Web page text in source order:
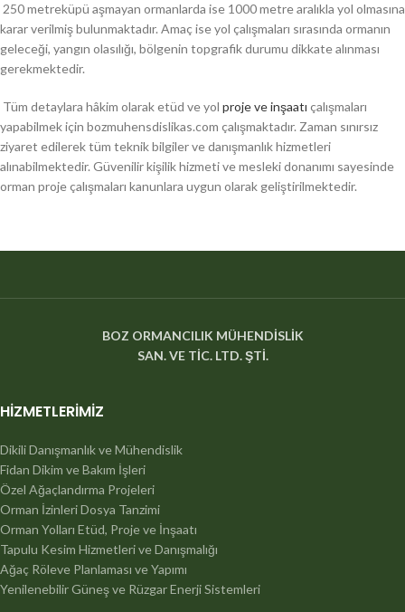
250 metreküpü aşmayan ormanlarda ise 1000 metre aralıkla yol olmasına
karar verilmiş bulunmaktadır. Amaç ise yol çalışmaları sırasında ormanın
geleceği, yangın olasılığı, bölgenin topgrafik durumu dikkate alınması
gerekmektedir.
Tüm detaylara hâkim olarak etüd ve yol proje ve inşaatı çalışmaları
yapabilmek için bozmuhensdislikas.com çalışmaktadır. Zaman sınırsız
ziyaret edilerek tüm teknik bilgiler ve danışmanlık hizmetleri
alınabilmektedir. Güvenilir kişilik hizmeti ve mesleki donanımı sayesinde
orman proje çalışmaları kanunlara uygun olarak geliştirilmektedir.
BOZ ORMANCILIK MÜHENDİSLİK
SAN. VE TİC. LTD. ŞTİ.
HIZMETLERIMIZ
Dikili Danışmanlık ve Mühendislik
Fidan Dikim ve Bakım İşleri
Özel Ağaçlandırma Projeleri
Orman İzinleri Dosya Tanzimi
Orman Yolları Etüd, Proje ve İnşaatı
Tapulu Kesim Hizmetleri ve Danışmalığı
Ağaç Röleve Planlaması ve Yapımı
Yenilenebilir Güneş ve Rüzgar Enerji Sistemleri